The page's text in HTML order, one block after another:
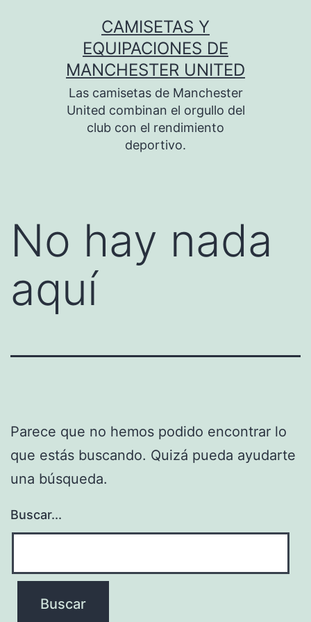
CAMISETAS Y
EQUIPACIONES DE
MANCHESTER UNITED
Las camisetas de Manchester
United combinan el orgullo del
club con el rendimiento
deportivo.
No hay nada
aquí
Parece que no hemos podido encontrar lo
que estás buscando. Quizá pueda ayudarte
una búsqueda.
Buscar...